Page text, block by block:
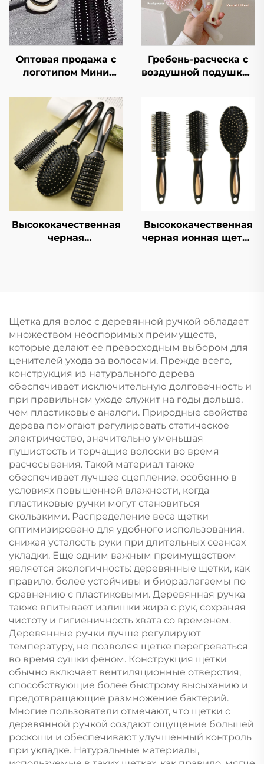
Оптовая продажа с
логотипом Мини
зеркальцем для
макияжа
Симпатичный дизайн
в виде мультяшного
персонажа
Пластиковая ручка
складная щетка для
волос
Гребень-расческа с
воздушной подушкой
принцессы для
девочек портативный
пушистый гребень в
форме сердца с
большой массажной
воздушной подушкой
для ежедневного
использования
Высококачественная
черная
логотипом, для
домашнего
использования
Высококачественная
черная ионная щетка
массажная расческа
с антистатической
ребристой
конструкцией для
укладки вьющихся
волос в салоне
Щетка для волос с деревянной ручкой обладает
множеством неоспоримых преимуществ,
которые делают ее превосходным выбором для
ценителей ухода за волосами. Прежде всего,
конструкция из натурального дерева
обеспечивает исключительную долговечность и
при правильном уходе служит на годы дольше,
чем пластиковые аналоги. Природные свойства
дерева помогают регулировать статическое
электричество, значительно уменьшая
пушистость и торчащие волоски во время
расчесывания. Такой материал также
обеспечивает лучшее сцепление, особенно в
условиях повышенной влажности, когда
пластиковые ручки могут становиться
скользкими. Распределение веса щетки
оптимизировано для удобного использования,
снижая усталость руки при длительных сеансах
укладки. Еще одним важным преимуществом
является экологичность: деревянные щетки, как
правило, более устойчивы и биоразлагаемы по
сравнению с пластиковыми. Деревянная ручка
также впитывает излишки жира с рук, сохраняя
чистоту и гигиеничность хвата со временем.
Деревянные ручки лучше регулируют
температуру, не позволяя щетке перегреваться
во время сушки феном. Конструкция щетки
обычно включает вентиляционные отверстия,
способствующие более быстрому высыханию и
предотвращающие размножение бактерий.
Многие пользователи отмечают, что щетки с
деревянной ручкой создают ощущение большей
роскоши и обеспечивают улучшенный контроль
при укладке. Натуральные материалы,